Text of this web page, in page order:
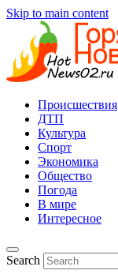
Skip to main content
Происшествия
ДТП
Культура
Спорт
Экономика
Общество
Погода
В мире
Интересное
Search